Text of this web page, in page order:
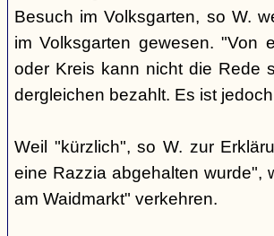
Besuch im Volksgarten, so W.
im Volksgarten gewesen. "Von
oder Kreis kann nicht die Rede
dergleichen bezahlt. Es ist
Weil "kürzlich", so W. zur
eine Razzia abgehalten wurde",
am Waidmarkt" verkehren.